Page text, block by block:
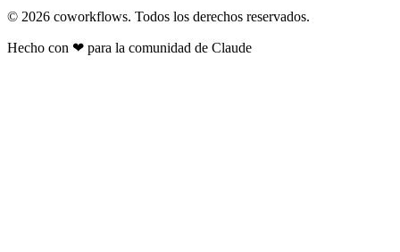
© 2026 coworkflows. Todos los derechos reservados.
Hecho con ❤ para la comunidad de Claude